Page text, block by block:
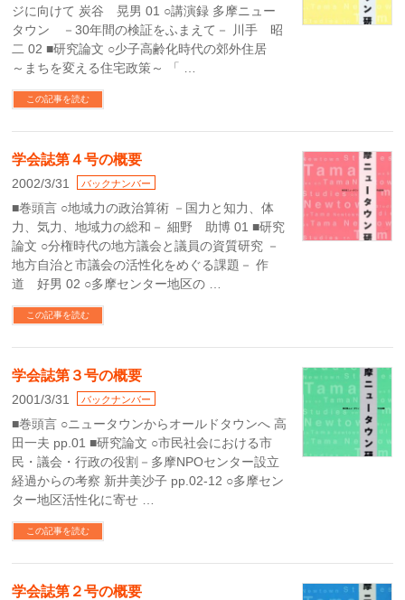
ジに向けて 炭谷 晃男 01 ○講演録 多摩ニュー
タウン －30年間の検証をふまえて－ 川手 昭
二 02 ■研究論文 ○少子高齢化時代の郊外住居
～まちを変える住宅政策～ 「 …
この記事を読む
学会誌第４号の概要
2002/3/31 バックナンバー
■巻頭言 ○地域力の政治算術 －国力と知力、体
力、気力、地域力の総和－ 細野 助博 01 ■研究
論文 ○分権時代の地方議会と議員の資質研究 －
地方自治と市議会の活性化をめぐる課題－ 作
道 好男 02 ○多摩センター地区の …
この記事を読む
学会誌第３号の概要
2001/3/31 バックナンバー
■巻頭言 ○ニュータウンからオールドタウンへ 高
田一夫 pp.01 ■研究論文 ○市民社会における市
民・議会・行政の役割－多摩NPOセンター設立
経過からの考察 新井美沙子 pp.02-12 ○多摩セン
ター地区活性化に寄せ …
この記事を読む
学会誌第２号の概要